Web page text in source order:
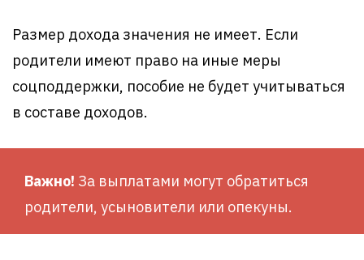
Размер дохода значения не имеет. Если
родители имеют право на иные меры
соцподдержки, пособие не будет учитываться
в составе доходов.
Важно! За выплатами могут обратиться
родители, усыновители или опекуны.